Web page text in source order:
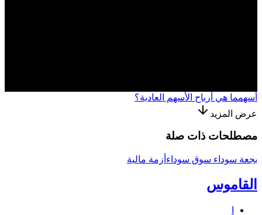
أسهمما هي أرباح الأسهم العادية؟
عرض المزيد
مصطلحات ذات صلة
بجعة سوداء سوق سوداء أزمة مالية
القاموس